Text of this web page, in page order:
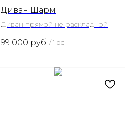
Диван Шарм
Диван прямой не раскладной
99 000 руб. / 1 pc